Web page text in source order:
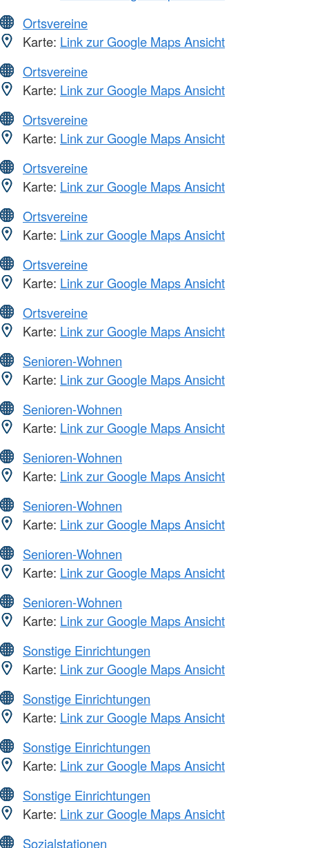
Ortsvereine
Karte: Link zur Google Maps Ansicht
Ortsvereine
Karte: Link zur Google Maps Ansicht
Ortsvereine
Karte: Link zur Google Maps Ansicht
Ortsvereine
Karte: Link zur Google Maps Ansicht
Ortsvereine
Karte: Link zur Google Maps Ansicht
Ortsvereine
Karte: Link zur Google Maps Ansicht
Ortsvereine
Karte: Link zur Google Maps Ansicht
Senioren-Wohnen
Karte: Link zur Google Maps Ansicht
Senioren-Wohnen
Karte: Link zur Google Maps Ansicht
Senioren-Wohnen
Karte: Link zur Google Maps Ansicht
Senioren-Wohnen
Karte: Link zur Google Maps Ansicht
Senioren-Wohnen
Karte: Link zur Google Maps Ansicht
Senioren-Wohnen
Karte: Link zur Google Maps Ansicht
Sonstige Einrichtungen
Karte: Link zur Google Maps Ansicht
Sonstige Einrichtungen
Karte: Link zur Google Maps Ansicht
Sonstige Einrichtungen
Karte: Link zur Google Maps Ansicht
Sonstige Einrichtungen
Karte: Link zur Google Maps Ansicht
Sozialstationen